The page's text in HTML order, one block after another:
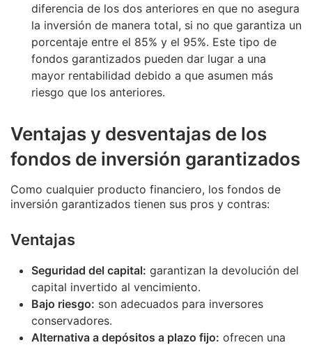
diferencia de los dos anteriores en que no asegura
la inversión de manera total, si no que garantiza un
porcentaje entre el 85% y el 95%. Este tipo de
fondos garantizados pueden dar lugar a una
mayor rentabilidad debido a que asumen más
riesgo que los anteriores.
Ventajas y desventajas de los
fondos de inversión garantizados
Como cualquier producto financiero, los fondos de
inversión garantizados tienen sus pros y contras:
Ventajas
Seguridad del capital: garantizan la devolución del
capital invertido al vencimiento.
Bajo riesgo: son adecuados para inversores
conservadores.
Alternativa a depósitos a plazo fijo: ofrecen una